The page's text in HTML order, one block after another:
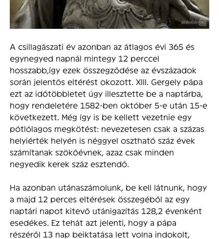
A csillagászati év azonban az átlagos évi 365 és
egynegyed napnál mintegy 12 perccel
hosszabb,így ezek összegződése az évszázadok
során jelentős eltérést okozott. XIII. Gergely pápa
ezt az időtöbbletet úgy illesztette be a naptárba,
hogy rendeletére 1582-ben október 5-e után 15-e
következett. Még így is be kellett vezetnie egy
pótlólagos megkötést: nevezetesen csak a százas
helyiérték helyén is néggyel osztható száz évek
számítanak szökőévnek, azaz csak minden
negyedik kerek száz esztendő.
Ha azonban utánaszámolunk, be kell látnunk, hogy
a majd 12 perces eltérések összegéből az egy
naptári napot kitevő utánigazítás 128,2 évenként
esedékes. Ez tehát azt jelenti, hogy a pápa
részéről 13 nap beiktatása lett volna indokolt,